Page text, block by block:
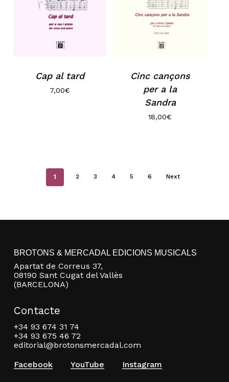
Cap al tard
7,00€
Cinc cançons
per a la
Sandra
18,00€
1 2 3 4 5 6 Next
BROTONS & MERCADAL EDICIONS MUSICALS
Apartat de Correus 37,
08190 Sant Cugat del Vallès
(BARCELONA)
Contacte
+34 93 674 31 74
+34 93 675 46 72
editorial@brotonsmercadal.com
Facebook
YouTube Instagram